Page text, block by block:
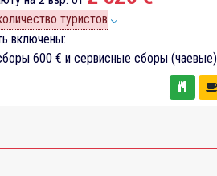
туристов
включены:
600 € и сервисные сборы (чаевые)